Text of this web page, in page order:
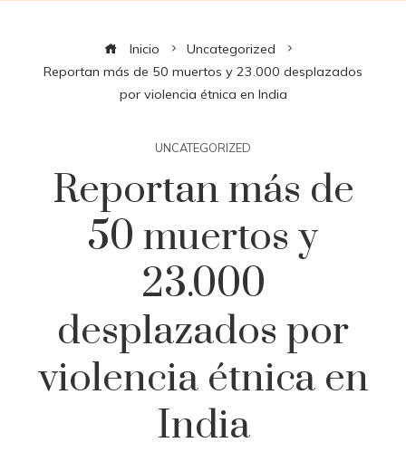
Inicio
Uncategorized
Reportan más de 50 muertos y 23.000 desplazados
por violencia étnica en India
UNCATEGORIZED
Reportan más de
50 muertos y
23.000
desplazados por
violencia étnica en
India